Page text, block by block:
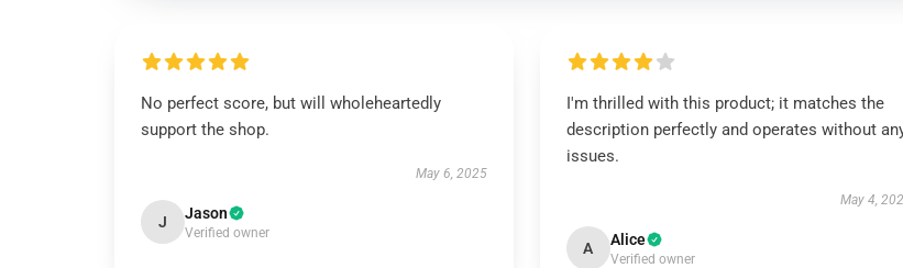
No perfect score, but will wholeheartedly
support the shop.
May 6, 2025
J Jason
Verified owner
I'm thrilled with this product; it matches the
description perfectly and operates without
issues.
May 4,
A Alice
Verified owner